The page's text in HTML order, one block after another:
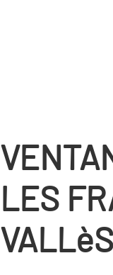
LES
VALLèS